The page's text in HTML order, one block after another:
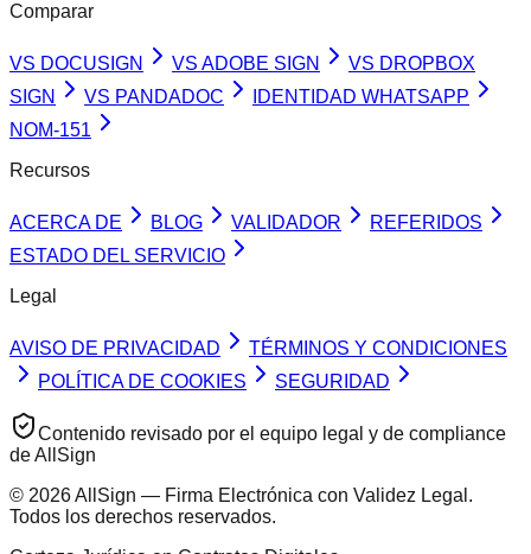
Comparar
VS DOCUSIGN VS ADOBE SIGN
VS DROPBOX
SIGN
VS PANDADOC
IDENTIDAD WHATSAPP
NOM-151
Recursos
ACERCA DE BLOG VALIDADOR
REFERIDOS
ESTADO DEL SERVICIO
Legal
AVISO DE PRIVACIDAD
TÉRMINOS Y CONDICIONES
POLÍTICA DE COOKIES
SEGURIDAD
Contenido revisado por el equipo legal y de compliance
de AllSign
© 2026 AllSign — Firma Electrónica con Validez Legal.
Todos los derechos reservados.